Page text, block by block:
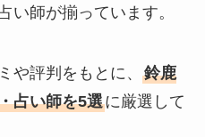
い師が揃っています。
や評判をもとに、 鈴鹿
占い師を5選に厳選して